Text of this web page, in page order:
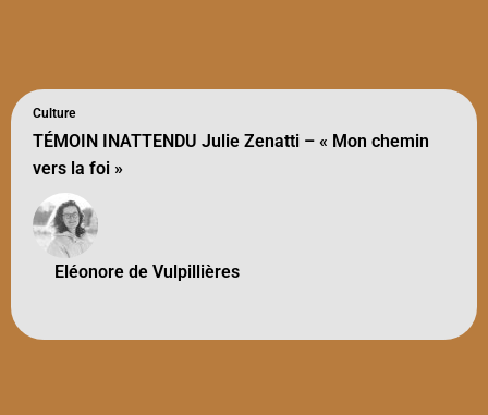
Culture
TÉMOIN INATTENDU Julie Zenatti – « Mon chemin
vers la foi »
Eléonore de Vulpillières